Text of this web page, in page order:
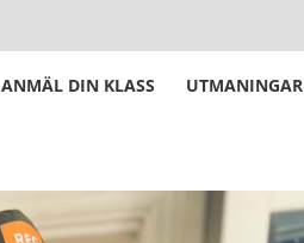
ANMÄL DIN KLASS UTMANINGAR